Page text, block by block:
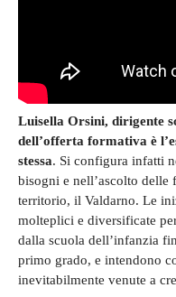
Luisella Orsini, dirigente
dell’offerta formativa è
stessa. Si configura infatti
bisogni e nell’ascolto delle
territorio, il Valdarno. Le
molteplici e diversificate
dalla scuola dell’infanzia
primo grado, e intendono
inevitabilmente venute a